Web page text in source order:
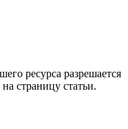
ресурса разрешается
страницу статьи.